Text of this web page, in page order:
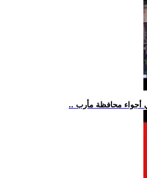
أجواء محافظة مأرب